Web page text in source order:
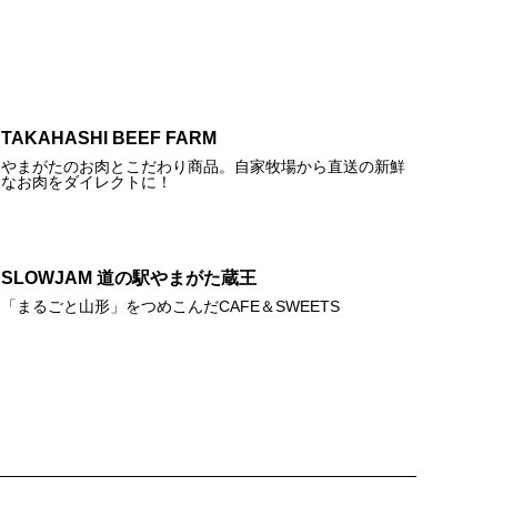
TAKAHASHI BEEF FARM
やまがたのお肉とこだわり商品。自家牧場から直送の新鮮
なお肉をダイレクトに！
SLOWJAM 道の駅やまがた蔵王
「まるごと山形」をつめこんだCAFE＆SWEETS